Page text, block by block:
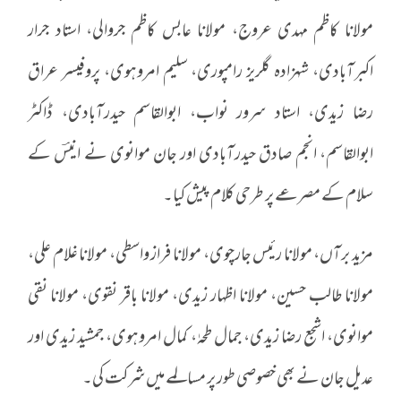
مولانا کاظم مہدی عروج، مولانا عابس کاظم جروالی، استاد جرار
اکبرآبادی، شہزادہ گلریز رامپوری، سلیم امروہوی، پروفیسر عراق
رضا زیدی، استاد سرور نواب، ابوالقاسم حیدرآبادی، ڈاکٹر
ابوالقاسم، انجم صادق حیدرآبادی اور جان موانوی نے انیسؔ کے
سلام کے مصرعے پر طرحی کلام پیش کیا۔
مزید برآں، مولانا رئیس جارچوی، مولانا فراز واسطی، مولانا غلام علی،
مولانا طالب حسین، مولانا اظہار زیدی، مولانا باقر نقوی، مولانا نقی
موانوی، اشجع رضا زیدی، جمال طحہٰ، کمال امروہوی، جمشید زیدی اور
عدیل جان نے بھی خصوصی طور پر مسالمے میں شرکت کی۔